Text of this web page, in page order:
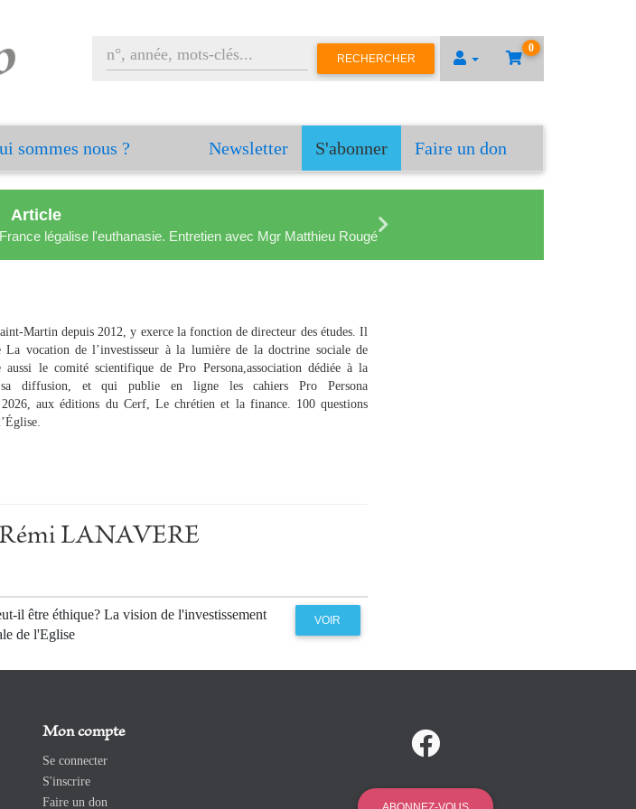
0
RECHERCHER
sommes nous ? Newsletter S'abonner Faire un don
Article
légalise l'euthanasie. Entretien avec Mgr Matthieu Rougé
Martin depuis 2012, y exerce la fonction de directeur des études. Il
vocation de l’investisseur à la lumière de la doctrine sociale de
le comité scientifique de Pro Persona,association dédiée à la
diffusion, et qui publie en ligne les cahiers Pro Persona
aux éditions du Cerf, Le chrétien et la finance. 100 questions
Rémi LANAVERE
il être éthique? La vision de l'investissement
de l'Eglise
VOIR
Mon compte
Se connecter
S'inscrire
Faire un don